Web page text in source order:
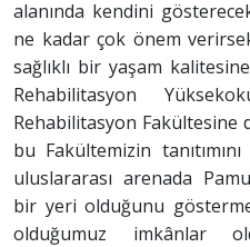
alanında kendini
ne kadar çok önem
sağlıklı bir yaşam
Rehabilitasyon
Rehabilitasyon
bu Fakültemizin
uluslararası arenada
bir yeri olduğunu
olduğumuz imkânlar